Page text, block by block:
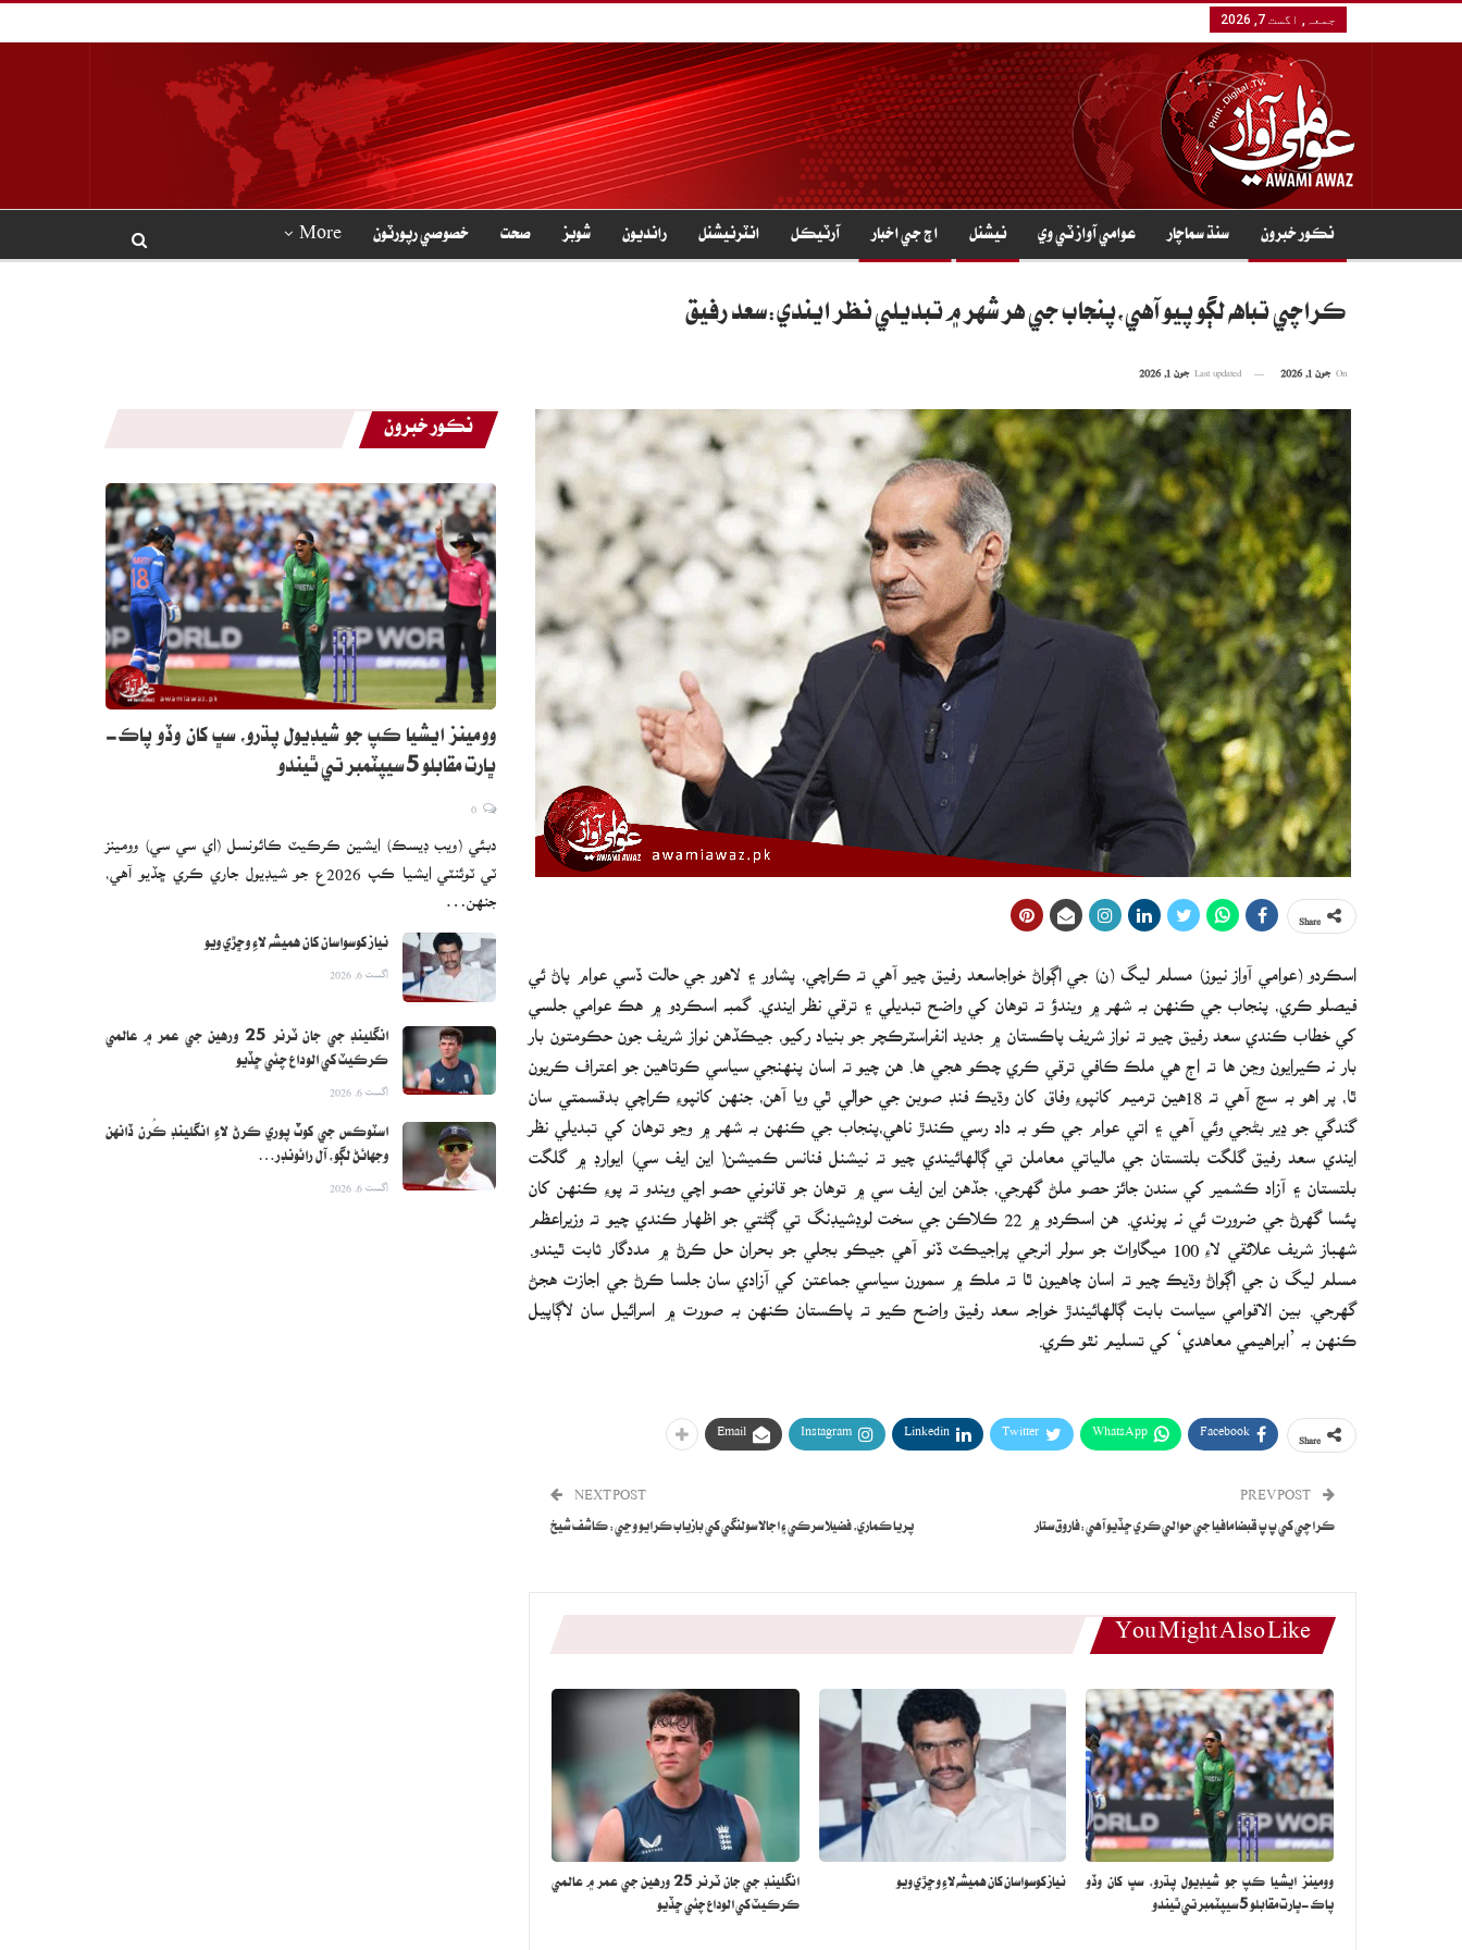
جمعہ, اگست 7, 2026
نڪور خبرون سنڌ سماچار عوامي آواز ٽي وي نيشنل اڄ جي اخبار آرٽيڪل انٽرنيشنل رانديون شوبز صحت خصوصي رپورٽون More
ڪراچي تباهه لڳو پيو آهي،پنجاب جي هر شهر ۾ تبديلي نظر ايندي:سعد رفيق
اسڪردو (عوامي آواز نيوز) مسلم ليگ (ن) جي اڳواڻ خواجاسعد رفيق چيو آهي ته ڪراچي، پشاور ۽ لاهور جي حالت ڏسي عوام پاڻ ئي
فيصلو ڪري، پنجاب جي ڪنهن به شهر ۾ ويندؤ ته توهان کي واضح تبديلي ۽ ترقي نظر ايندي. گمبه اسڪردو ۾ هڪ عوامي جلسي
کي خطاب ڪندي سعد رفيق چيو ته نواز شريف پاڪستان ۾ جديد انفراسٽرڪچر جو بنياد رکيو، جيڪڏهن نواز شريف جون حڪومتون بار
بار نه ڪيرايون وڃن ها ته اڄ هي ملڪ ڪافي ترقي ڪري چڪو هجي ها. هن چيو ته اسان پنهنجي سياسي ڪوتاهين جو اعتراف ڪريون
ٿا، پر اهو به سچ آهي ته 18هين ترميم کانپوءِ وفاق کان وڌيڪ فنڊ صوبن جي حوالي ٿي ويا آهن، جنهن کانپوءِ ڪراچي بدقسمتي سان
گندگي جو ڍير بڻجي وئي آهي ۽ اتي عوام جي ڪو به داد رسي ڪندڙ ناهي،پنجاب جي ڪنهن به شهر ۾ وڃو توهان کي تبديلي نظر
ايندي سعد رفيق گلگت بلتستان جي مالياتي معاملن تي ڳالهائيندي چيو ته نيشنل فنانس ڪميشن( اين ايف سي) ايوارڊ ۾ گلگت
بلتستان ۽ آزاد ڪشمير کي سندن جائز حصو ملڻ گهرجي، جڏهن اين ايف سي ۾ توهان جو قانوني حصو اچي ويندو ته پوءِ ڪنهن کان
پئسا گهرڻ جي ضرورت ئي نه پوندي. هن اسڪردو ۾ 22 ڪلاڪن جي سخت لوڊشيڊنگ تي ڳڻتي جو اظهار ڪندي چيو ته وزيراعظم
شهباز شريف علائقي لاءِ 100 ميگاواٽ جو سولر انرجي پراجيڪٽ ڏنو آهي جيڪو بجلي جو بحران حل ڪرڻ ۾ مددگار ثابت ٿيندو.
مسلم ليگ ن جي اڳواڻ وڌيڪ چيو ته اسان چاهيون ٿا ته ملڪ ۾ سمورن سياسي جماعتن کي آزادي سان جلسا ڪرڻ جي اجازت هجڻ
گهرجي. بين الاقوامي سياست بابت ڳالهائيندڙ خواجه سعد رفيق واضح ڪيو ته پاڪستان ڪنهن به صورت ۾ اسرائيل سان لاڳاپيل
ڪنهن به ’ابراهيمي معاهدي‘ کي تسليم نٿو ڪري.
Facebook
WhatsApp
Twitter
Linkedin
Instagram
Email
ڪراچي کي پ پ قبضا مافيا جي حوالي ڪري ڇڏيو آهي:فاروق ستار
NEXT POST
پريا ڪماري، فضيلا سرڪي ۽ اجالا سولنگي کي بازياب ڪرايو وڃي: ڪاشف شيخ
You Might Also Like
وومينز ايشيا ڪپ جو شيڊيول پڌرو، سڀ کان وڏو
پاڪ-ڀارت مقابلو 5 سيپٽمبر تي ٿيندو
نياز کوسواسان کان هميشه لاءِ وڇڙي ويو
انگلينڊ جي جان ٽرنر 25 ورهين جي عمر ۾ عالمي
ڪرڪيٽ کي الوداع چئي ڇڏيو
نڪور خبرون
وومينز ايشيا ڪپ جو شيڊيول پڌرو، سڀ کان وڏو پاڪ-
ڀارت مقابلو 5 سيپٽمبر تي ٿيندو
دبئي (ويب ڊيسڪ) ايشين ڪرڪيٽ ڪائونسل (اي سي سي) وومينز
ٽي ٽوئنٽي ايشيا ڪپ 2026ع جو شيڊيول جاري ڪري ڇڏيو آهي،
نياز کوسواسان کان هميشه لاءِ وڇڙي ويو
اگست 6, 2026
انگلينڊ جي جان ٽرنر 25 ورهين جي عمر ۾ عالمي
ڪرڪيٽ کي الوداع چئي ڇڏيو
اگست 6, 2026
اسٽوڪس جي کوٽ پوري ڪرڻ لاءِ انگلينڊ ڪُرن ڏانهن
وجهائڻ لڳو، آل رائونڊر…
اگست 6, 2026